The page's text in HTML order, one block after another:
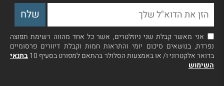
אני מאשר קבלת שני ניוזלטרים, אשר כל אחד מהווה רשימת תפוצה
נפרדת, בנושאים סיכום יומי והתראות חמות וקבלת דיוורים פרסומיים
בדואר אלקטרוני ו/ או באמצעות הסלולר בהתאם למפורט בסעיף 10
בתנאי
השימוש